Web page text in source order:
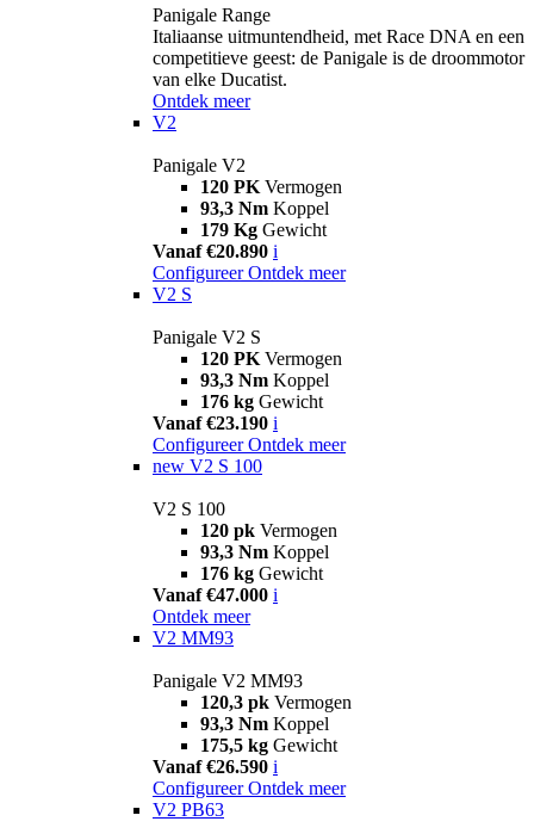
Panigale Range
Italiaanse uitmuntendheid, met Race DNA en een
competitieve geest: de Panigale is de droommotor
van elke Ducatist.
Ontdek meer
V2
Panigale V2
120 PK Vermogen
93,3 Nm Koppel
179 Kg Gewicht
Vanaf €20.890 i
Configureer Ontdek meer
V2 S
Panigale V2 S
120 PK Vermogen
93,3 Nm Koppel
176 kg Gewicht
Vanaf €23.190 i
Configureer Ontdek meer
new V2 S 100
V2 S 100
120 pk Vermogen
93,3 Nm Koppel
176 kg Gewicht
Vanaf €47.000 i
Ontdek meer
V2 MM93
Panigale V2 MM93
120,3 pk Vermogen
93,3 Nm Koppel
175,5 kg Gewicht
Vanaf €26.590 i
Configureer Ontdek meer
V2 PB63